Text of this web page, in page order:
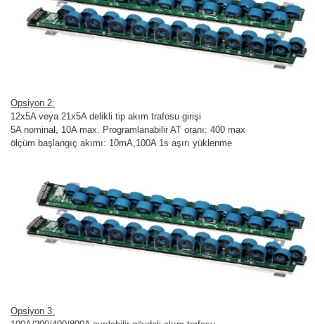
Opsiyon 2:
12x5A veya 21x5A delikli tip akım trafosu girişi
5A nominal, 10A max. Programlanabilir AT oranı: 400 max
ölçüm başlangıç akımı: 10mA,100A 1s aşırı yüklenme
Opsiyon 3: